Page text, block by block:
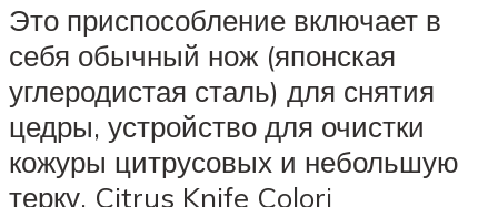
Это приспособление включает в
себя обычный нож (японская
углеродистая сталь) для снятия
цедры, устройство для очистки
кожуры цитрусовых и небольшую
терку. Citrus Knife Colori